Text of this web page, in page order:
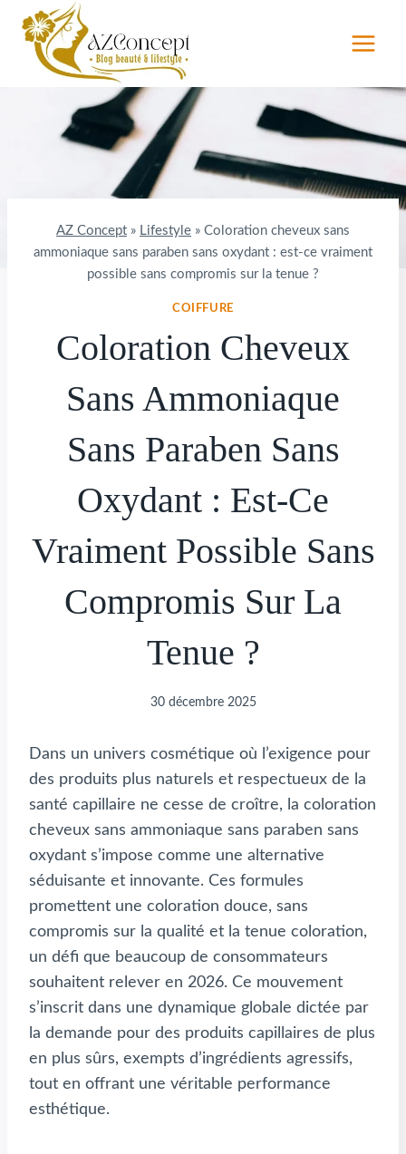
Aller
contenu
AZ Concept » Lifestyle » Coloration cheveux sans
ammoniaque sans paraben sans oxydant : est-ce vraiment
possible sans compromis sur la tenue ?
COIFFURE
Coloration Cheveux
Sans Ammoniaque
Sans Paraben Sans
Oxydant : Est-Ce
Vraiment Possible Sans
Compromis Sur La
Tenue ?
30 décembre 2025
Dans un univers cosmétique où l’exigence pour
des produits plus naturels et respectueux de la
santé capillaire ne cesse de croître, la coloration
cheveux sans ammoniaque sans paraben sans
oxydant s’impose comme une alternative
séduisante et innovante. Ces formules
promettent une coloration douce, sans
compromis sur la qualité et la tenue coloration,
un défi que beaucoup de consommateurs
souhaitent relever en 2026. Ce mouvement
s’inscrit dans une dynamique globale dictée par
la demande pour des produits capillaires de plus
en plus sûrs, exempts d’ingrédients agressifs,
tout en offrant une véritable performance
esthétique.